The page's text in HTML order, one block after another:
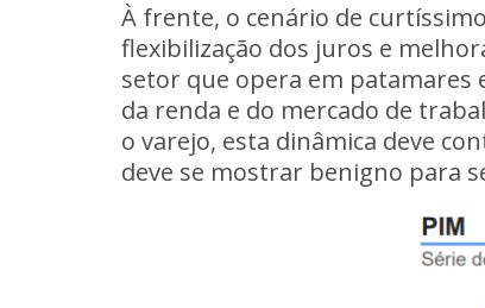
À frente, o cenário de
flexibilização dos juros e
setor que opera em patamares
da renda e do mercado de
o varejo, esta dinâmica deve
deve se mostrar benigno para